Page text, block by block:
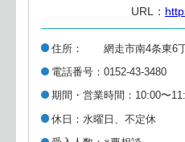
URL：
住所
網走市南4条東6
電話番号
0152-43-3480
期間・営業時間
10:00〜
休日
水曜日、不定休